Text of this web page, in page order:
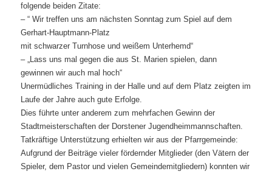
folgende beiden Zitate:
– “ Wir treffen uns am nächsten Sonntag zum Spiel auf dem
Gerhart-Hauptmann-Platz
mit schwarzer Turnhose und weißem Unterhemd“
– „Lass uns mal gegen die aus St. Marien spielen, dann
gewinnen wir auch mal hoch“
Unermüdliches Training in der Halle und auf dem Platz zeigten im
Laufe der Jahre auch gute Erfolge.
Dies führte unter anderem zum mehrfachen Gewinn der
Stadtmeisterschaften der Dorstener Jugendheimmannschaften.
Tatkräftige Unterstützung erhielten wir aus der Pfarrgemeinde:
Aufgrund der Beiträge vieler fördernder Mitglieder (den Vätern der
Spieler, dem Pastor und vielen Gemeindemitgliedern) konnten wir